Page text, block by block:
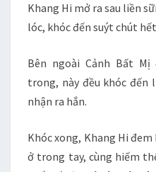
Khang Hi mở ra sau liền
lóc, khóc đến suýt chút
Bên ngoài Cảnh Bất
trong, này đều khóc đến
nhận ra hắn.
Khóc xong, Khang Hi đem
ở trong tay, cùng hiếm